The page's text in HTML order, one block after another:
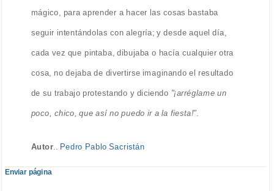
mágico, para aprender a hacer las cosas bastaba
seguir intentándolas con alegría; y desde aquel día,
cada vez que pintaba, dibujaba o hacía cualquier otra
cosa, no dejaba de divertirse imaginando el resultado
de su trabajo protestando y diciendo "¡arréglame un
poco, chico, que así no puedo ir a la fiesta!".
Autor.. Pedro Pablo Sacristán
Enviar página